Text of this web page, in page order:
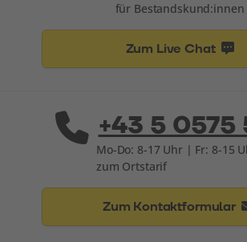
für Bestandskund:innen
Zum Live Chat
+43 5 0575
Mo-Do: 8-17 Uhr | Fr: 8-15
zum Ortstarif
Zum Kontaktformular